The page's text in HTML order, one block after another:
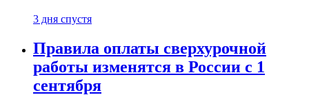
3 дня спустя
Правила оплаты сверхурочной
работы изменятся в России с 1
сентября